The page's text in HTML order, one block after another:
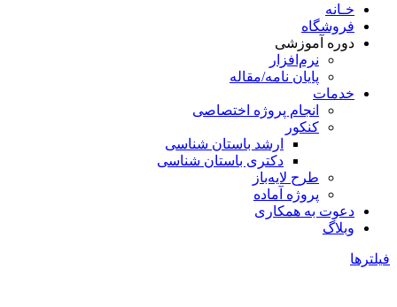
خـانه
فروشگاه
دوره آموزشی
نرم‌افزار
پایان نامه/مقاله
خدمات
انجام پروژه اختصاصی
کنکور
ارشد باستان شناسی
دکتری باستان شناسی
طرح لایه‌باز
پروژه آماده
دعوت به همکاری
وبلاگ
فیلترها